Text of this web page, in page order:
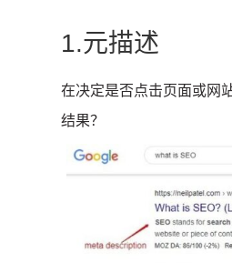
1.元描述
在决定是否点击页面或网
结果？